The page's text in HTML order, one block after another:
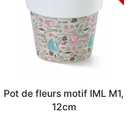
Pot de fleurs motif IML M1,
12cm